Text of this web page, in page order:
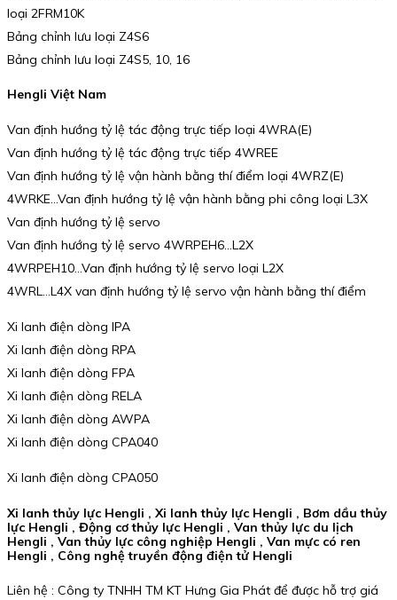
loại 2FRM10K
Bảng chỉnh lưu loại Z4S6
Bảng chỉnh lưu loại Z4S5, 10, 16
Hengli Việt Nam
Van định hướng tỷ lệ tác động trực tiếp loại 4WRA(E)
Van định hướng tỷ lệ tác động trực tiếp 4WREE
Van định hướng tỷ lệ vận hành bằng thí điểm loại 4WRZ(E)
4WRKE…Van định hướng tỷ lệ vận hành bằng phi công loại L3X
Van định hướng tỷ lệ servo
Van định hướng tỷ lệ servo 4WRPEH6…L2X
4WRPEH10…Van định hướng tỷ lệ servo loại L2X
4WRL…L4X van định hướng tỷ lệ servo vận hành bằng thí điểm
Xi lanh điện dòng IPA
Xi lanh điện dòng RPA
Xi lanh điện dòng FPA
Xi lanh điện dòng RELA
Xi lanh điện dòng AWPA
Xi lanh điện dòng CPA040
Xi lanh điện dòng CPA050
Xi lanh thủy lực Hengli , Xi lanh thủy lực Hengli , Bơm dầu thủy
lực Hengli , Động cơ thủy lực Hengli , Van thủy lực du lịch
Hengli , Van thủy lực công nghiệp Hengli , Van mực có ren
Hengli , Công nghệ truyền động điện tử Hengli
Liên hệ : Công ty TNHH TM KT Hưng Gia Phát để được hỗ trợ giá